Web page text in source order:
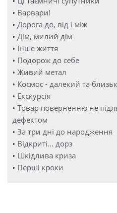
• Варвари!
• Дорога до, від і між
• Дім, милий дім
• Інше життя
• Подорож до себе
• Живий метал
• Космос - далекий та
• Екскурсія
• Товар поверненню не
дефектом
• За три дні до народження
• Відкриті… дорз
• Шкідлива криза
• Перші кроки